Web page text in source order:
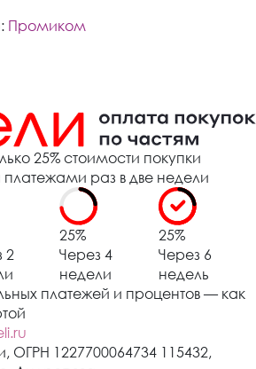
Промиком
25% стоимости покупки
раз в две недели
2
25%
Через 4
недели
25%
Через 6
недель
платежей и процентов — как
ОГРН 1227700064734 115432,